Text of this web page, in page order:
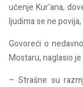
učenje Kur'ana,
ljudima se ne
Govoreći o
Mostaru, naglasio
– Strašne su